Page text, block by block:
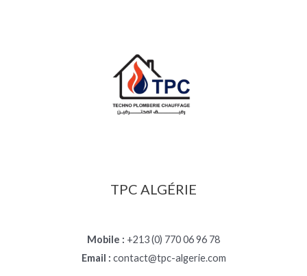
TPC ALGÉRIE
Mobile : +213 (0) 770 06 96 78
Email : contact@tpc-algerie.com